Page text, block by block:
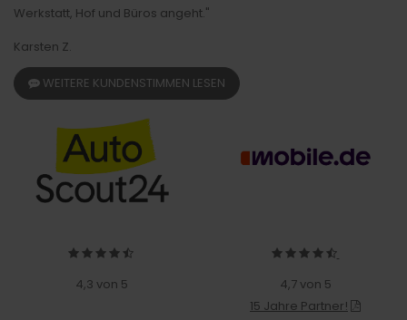
Werkstatt, Hof und Büros angeht."
Karsten Z.
WEITERE KUNDENSTIMMEN LESEN
4,3 von 5
4,7 von 5
15 Jahre Partner!